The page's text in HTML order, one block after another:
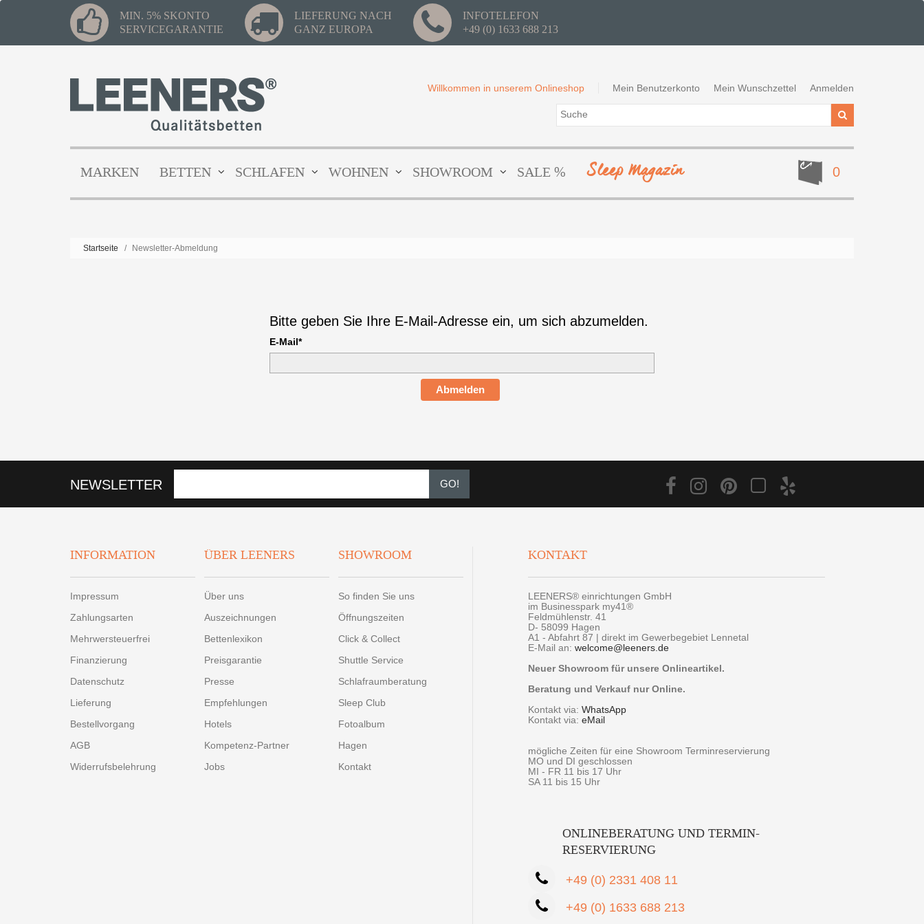
MIN. 5% SKONTO
SERVICEGARANTIE
LIEFERUNG NACH
GANZ EUROPA
INFOTELEFON
+49 (0) 1633 688 213
Mein Benutzerkonto Mein Wunschzettel Anmelden
Willkommen in unserem Onlineshop
0
MARKEN BETTEN SCHLAFEN WOHNEN SHOWROOM SALE % Sleep Magazin
Startseite / Newsletter-Abmeldung
Bitte geben Sie Ihre E-Mail-Adresse ein, um sich abzumelden.
E-Mail*
Abmelden
NEWSLETTER GO!
INFORMATION
Impressum
Zahlungsarten
Mehrwersteuerfrei
Finanzierung
Datenschutz
Lieferung
Bestellvorgang
AGB
Widerrufsbelehrung
ÜBER LEENERS
Über uns
Auszeichnungen
Bettenlexikon
Preisgarantie
Presse
Empfehlungen
Hotels
Kompetenz-Partner
Jobs
SHOWROOM
So finden Sie uns
Öffnungszeiten
Click & Collect
Shuttle Service
Schlafraumberatung
Sleep Club
Fotoalbum
Hagen
Kontakt
KONTAKT
LEENERS® einrichtungen GmbH
im Businesspark my41®
Feldmühlenstr. 41
D- 58099 Hagen
A1 - Abfahrt 87 | direkt im Gewerbegebiet Lennetal
E-Mail an: welcome@leeners.de
Neuer Showroom für unsere Onlineartikel.
Beratung und Verkauf nur Online.
Kontakt via: WhatsApp
Kontakt via: eMail
mögliche Zeiten für eine Showroom Terminreservierung
MO und DI geschlossen
MI - FR 11 bis 17 Uhr
SA 11 bis 15 Uhr
ONLINEBERATUNG UND TERMIN-
RESERVIERUNG
+49 (0) 2331 408 11
+49 (0) 1633 688 213